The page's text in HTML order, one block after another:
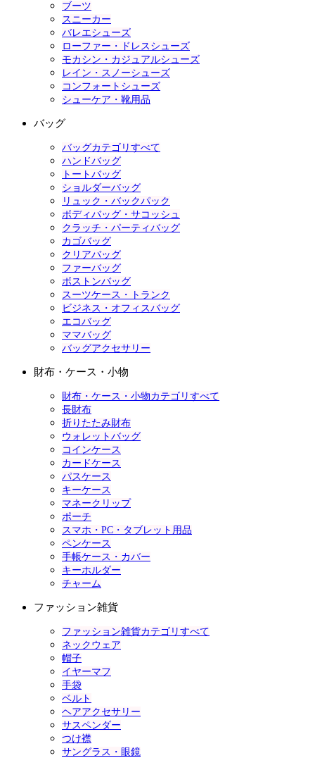
ブーツ
スニーカー
バレエシューズ
ローファー・ドレスシューズ
モカシン・カジュアルシューズ
レイン・スノーシューズ
コンフォートシューズ
シューケア・靴用品
バッグ
バッグカテゴリすべて
ハンドバッグ
トートバッグ
ショルダーバッグ
リュック・バックパック
ボディバッグ・サコッシュ
クラッチ・パーティバッグ
カゴバッグ
クリアバッグ
ファーバッグ
ボストンバッグ
スーツケース・トランク
ビジネス・オフィスバッグ
エコバッグ
ママバッグ
バッグアクセサリー
財布・ケース・小物
財布・ケース・小物カテゴリすべて
長財布
折りたたみ財布
ウォレットバッグ
コインケース
カードケース
パスケース
キーケース
マネークリップ
ポーチ
スマホ・PC・タブレット用品
ペンケース
手帳ケース・カバー
キーホルダー
チャーム
ファッション雑貨
ファッション雑貨カテゴリすべて
ネックウェア
帽子
イヤーマフ
手袋
ベルト
ヘアアクセサリー
サスペンダー
つけ襟
サングラス・眼鏡